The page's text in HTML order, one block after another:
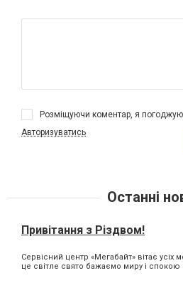
Розміщуючи коментар, я
Авторизуватись
Останні
Привітання з Різдвом!
Сервісний центр «Мегабайт» вітає
це світле свято бажаємо миру і